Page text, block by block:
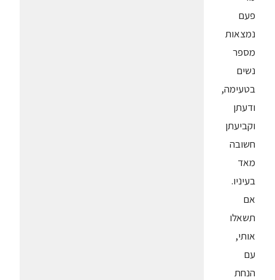
פעם
נמצאות
מספר
נשים
בטעימה,
ודעתן
וקביעתן
חשובה
מאד
בעיניו.
אם
תשאלו
אותי,
עם
הנחת